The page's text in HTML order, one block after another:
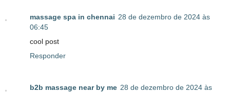
massage spa in chennai 28 de dezembro de 2024 às
06:45
cool post
Responder
b2b massage near by me 28 de dezembro de 2024 às